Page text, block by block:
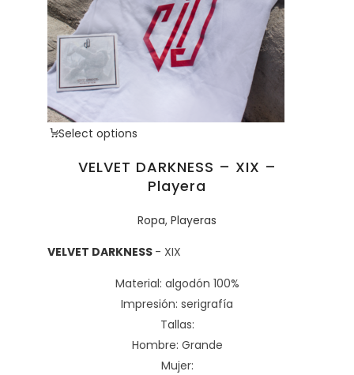
Select options
VELVET DARKNESS – XIX –
Playera
Ropa, Playeras
VELVET DARKNESS - XIX
Material: algodón 100%
Impresión: serigrafía
Tallas:
Hombre: Grande
Mujer: